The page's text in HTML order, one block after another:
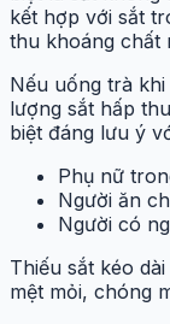
kết hợp với sắt
thu khoáng chất
Nếu uống trà
lượng sắt hấp
biệt đáng lưu ý
Phụ nữ
Người ăn
Người có
Thiếu sắt kéo
mệt mỏi, chóng